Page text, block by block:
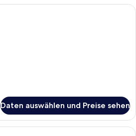
Deluxe-Einzelzimmer | Minibar,
Daten auswählen und Preise sehen
Classic-Suite | Minibar, Zimmersafe,